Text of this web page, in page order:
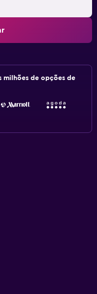
milhões de opções de